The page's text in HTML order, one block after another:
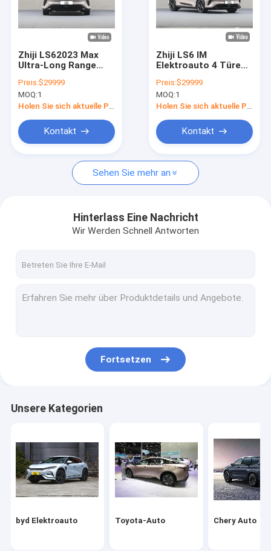
Referenzen
byd Elektroauto
Chery Auto
Lixiang Elektroauto
Mercedes-Auto
Seres Elektroauto
Lynk & Co Elektroauto
Zhiji LS62023 Max
Ultra-Long Range
Elektroauto für
mittlere und große
SUV mit 760 km
Reichweite
Preis:$29999
MOQ:1
Holen Sie sich aktuelle Preis
Kontakt
Zhiji LS6 IM
Elektroauto 4 Türen
Langstrecken-Neue
Energie Elektroauto
Preis:$29999
MOQ:1
Holen Sie sich aktuelle Preis
Kontakt
Sehen Sie mehr an
Hinterlass Eine Nachricht
Wir Werden Schnell Antworten
Fortsetzen
Unsere Kategorien
byd Elektroauto Toyota-Auto Chery Auto